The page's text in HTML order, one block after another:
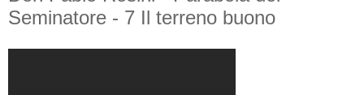
Seminatore - 7 Il terreno buono